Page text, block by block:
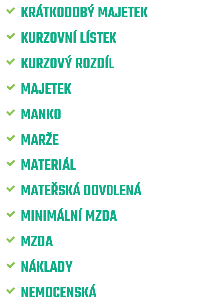
KRÁTKODOBÝ MAJETEK
KURZOVNÍ LÍSTEK
KURZOVÝ ROZDÍL
MAJETEK
MANKO
MARŽE
MATERIÁL
MATEŘSKÁ DOVOLENÁ
MINIMÁLNÍ MZDA
MZDA
NÁKLADY
NEMOCENSKÁ